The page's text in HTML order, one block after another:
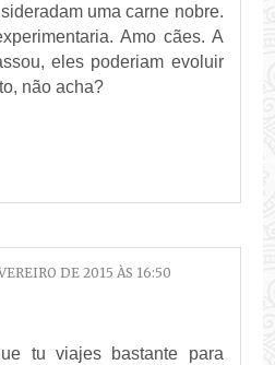
uma carne nobre.
Amo cães. A
eles poderiam evoluir
não acha?
DE 2015 ÀS 16:50
tu viajes bastante para